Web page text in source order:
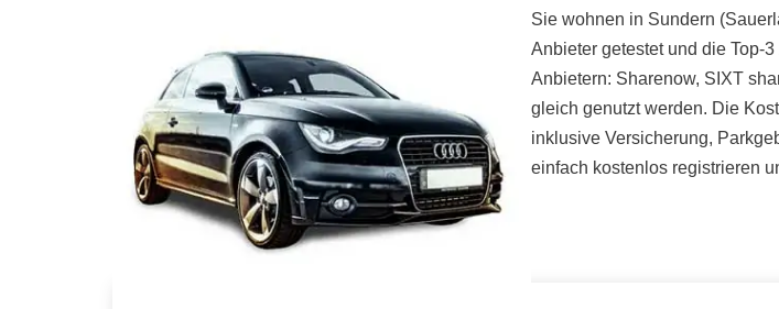
Sie wohnen in Sundern
Anbieter getestet und die Top-
Anbietern: Sharenow, SIXT
gleich genutzt werden. Die
inklusive Versicherung,
einfach kostenlos registrieren